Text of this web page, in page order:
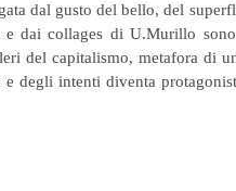
dal gusto del bello, del
e dai collages di U.Murillo
del capitalismo, metafora di
degli intenti diventa